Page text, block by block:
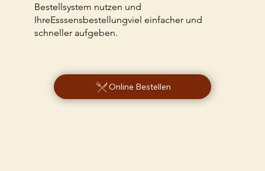
Bestellsystem nutzen und
IhreEsssensbestellungviel einfacher und
schneller aufgeben.
Online Bestellen